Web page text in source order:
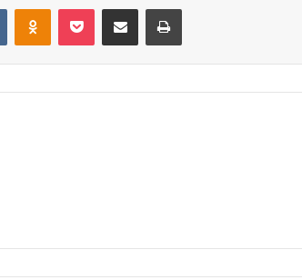
VKontakteOdnoklassniki
Pocket Share via Email Print